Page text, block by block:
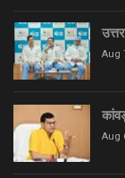
Aug
Aug